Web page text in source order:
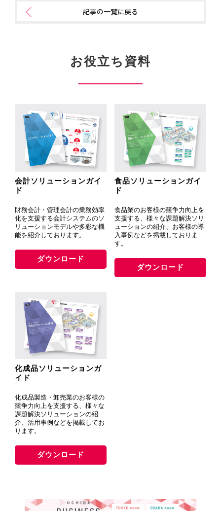
記事の一覧に戻る
お役立ち資料
会計ソリューションガイ
ド
財務会計・管理会計の業務効率
化を支援する会計システムのソ
リューションモデルや多彩な機
能を紹介しております。
ダウンロード
食品ソリューションガイ
ド
食品業のお客様の競争力向上を
支援する、様々な課題解決ソリ
ューションの紹介、お客様の導
入事例などを掲載しておりま
す。
ダウンロード
化成品ソリューションガ
イド
化成品製造・卸売業のお客様の
競争力向上を支援する、様々な
課題解決ソリューションの紹
介、活用事例などを掲載してお
ります。
ダウンロード